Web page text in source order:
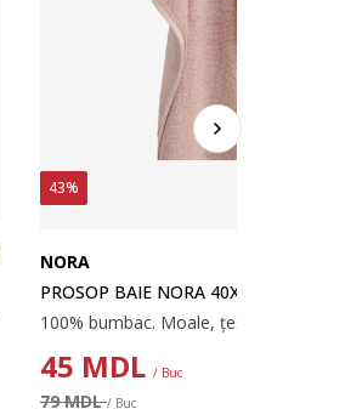
43%
NORA
PROSOP BAIE NORA 40X60 ROZ
45 MDL / Buc
79 MDL/ Buc